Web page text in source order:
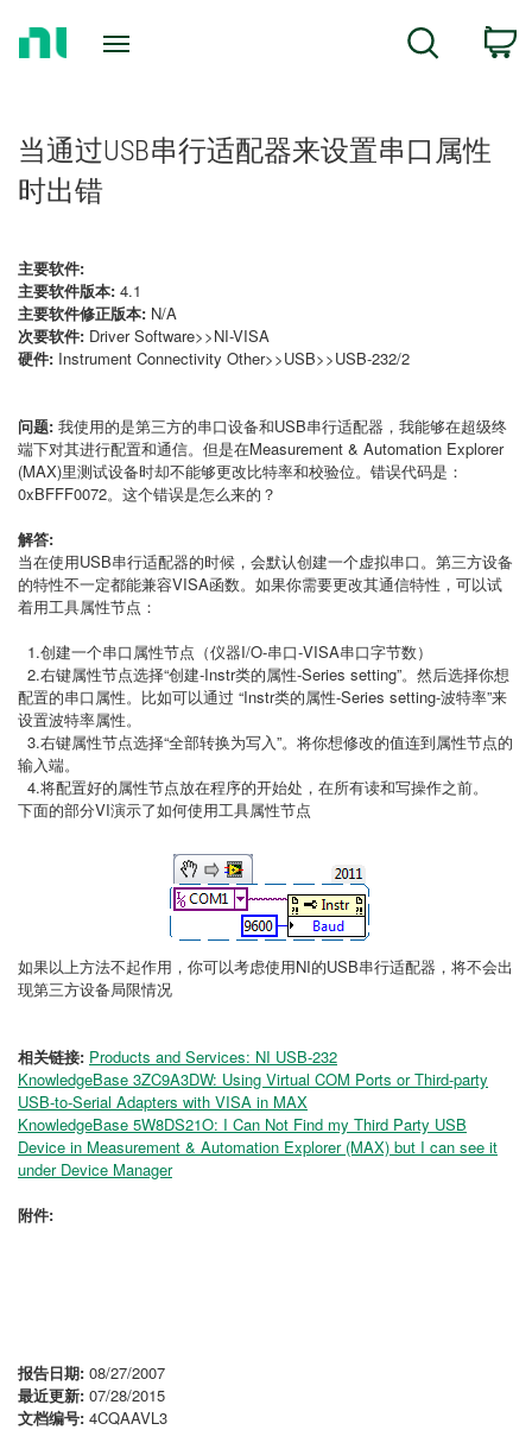
Search
当通过USB串行适配器来设置串口属性
时出错
主要软件:
主要软件版本: 4.1
主要软件修正版本: N/A
次要软件: Driver Software>>NI-VISA
硬件: Instrument Connectivity Other>>USB>>USB-232/2
问题: 我使用的是第三方的串口设备和USB串行适配器，我能够在超级终
端下对其进行配置和通信。但是在Measurement & Automation Explorer
(MAX)里测试设备时却不能够更改比特率和校验位。错误代码是：
0xBFFF0072。这个错误是怎么来的？
解答:
当在使用USB串行适配器的时候，会默认创建一个虚拟串口。第三方设备
的特性不一定都能兼容VISA函数。如果你需要更改其通信特性，可以试
着用工具属性节点：
1.创建一个串口属性节点（仪器I/O-串口-VISA串口字节数）
2.右键属性节点选择“创建-Instr类的属性-Series setting”。然后选择你想
配置的串口属性。比如可以通过 “Instr类的属性-Series setting-波特率”来
设置波特率属性。
3.右键属性节点选择“全部转换为写入”。将你想修改的值连到属性节点的
输入端。
4.将配置好的属性节点放在程序的开始处，在所有读和写操作之前。
下面的部分VI演示了如何使用工具属性节点
如果以上方法不起作用，你可以考虑使用NI的USB串行适配器，将不会出
现第三方设备局限情况
相关链接: Products and Services: NI USB-232
KnowledgeBase 3ZC9A3DW: Using Virtual COM Ports or Third-party
USB-to-Serial Adapters with VISA in MAX
KnowledgeBase 5W8DS21O: I Can Not Find my Third Party USB
Device in Measurement & Automation Explorer (MAX) but I can see it
under Device Manager
附件:
报告日期: 08/27/2007
最近更新: 07/28/2015
文档编号: 4CQAAVL3